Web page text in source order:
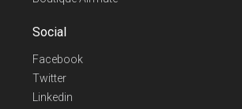
Social
Facebook
Twitter
Linkedin